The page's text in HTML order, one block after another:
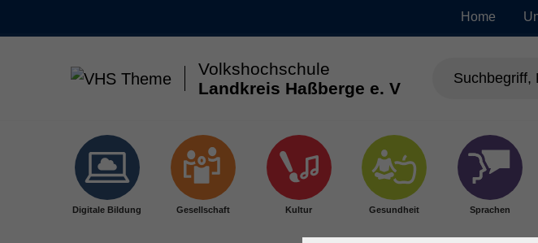
Home
Volkshochschule
Landkreis Haßberge e. V
Digitale Bildung Gesellschaft Kultur Gesundheit Sprachen